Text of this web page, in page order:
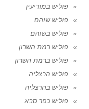
פוליש במודיעין
פוליש שוהם
פוליש בשוהם
פוליש רמת השרון
פוליש ברמת השרון
פוליש הרצליה
פוליש בהרצליה
פוליש כפר סבא